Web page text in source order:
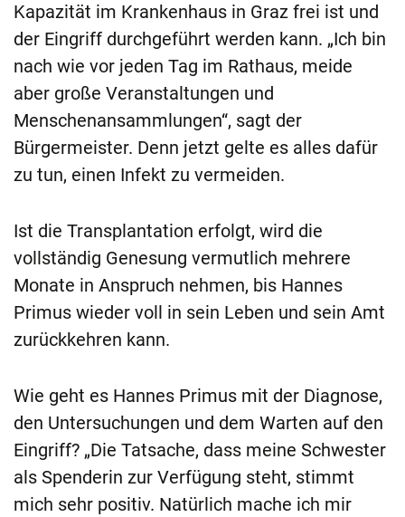
Kapazität im Krankenhaus in Graz frei ist und
der Eingriff durchgeführt werden kann. „Ich bin
nach wie vor jeden Tag im Rathaus, meide
aber große Veranstaltungen und
Menschenansammlungen“, sagt der
Bürgermeister. Denn jetzt gelte es alles dafür
zu tun, einen Infekt zu vermeiden.
Ist die Transplantation erfolgt, wird die
vollständig Genesung vermutlich mehrere
Monate in Anspruch nehmen, bis Hannes
Primus wieder voll in sein Leben und sein Amt
zurückkehren kann.
Wie geht es Hannes Primus mit der Diagnose,
den Untersuchungen und dem Warten auf den
Eingriff? „Die Tatsache, dass meine Schwester
als Spenderin zur Verfügung steht, stimmt
mich sehr positiv. Natürlich mache ich mir